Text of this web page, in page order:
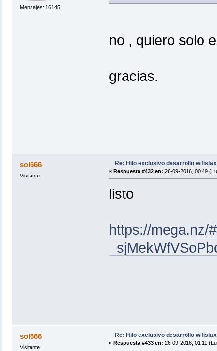
Mensajes: 16145
no , quiero solo
gracias.
sol666
Visitante
Re: Hilo exclusivo desarrollo
« Respuesta #432 en: 26-09-2016, 00:49
listo
https://mega.nz/
sol666
Visitante
Re: Hilo exclusivo desarrollo
« Respuesta #433 en: 26-09-2016, 01:11